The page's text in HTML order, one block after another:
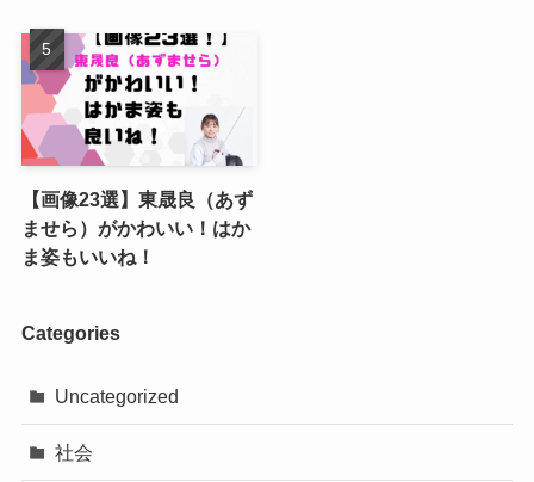
【画像23選】東晟良（あず
ませら）がかわいい！はか
ま姿もいいね！
Categories
Uncategorized
社会